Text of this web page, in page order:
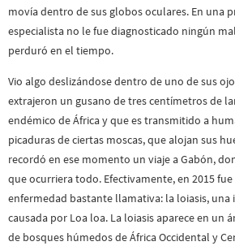
movía dentro de sus globos oculares. En una
especialista no le fue diagnosticado ningún
perduró en el tiempo.
Vio algo deslizándose dentro de uno de sus
extrajeron un gusano de tres centímetros de
endémico de África y que es transmitido a
picaduras de ciertas moscas, que alojan sus
recordó en ese momento un viaje a Gabón,
que ocurriera todo. Efectivamente, en 2015
enfermedad bastante llamativa: la loiasis, una
causada por Loa loa. La loiasis aparece en un
de bosques húmedos de África Occidental y